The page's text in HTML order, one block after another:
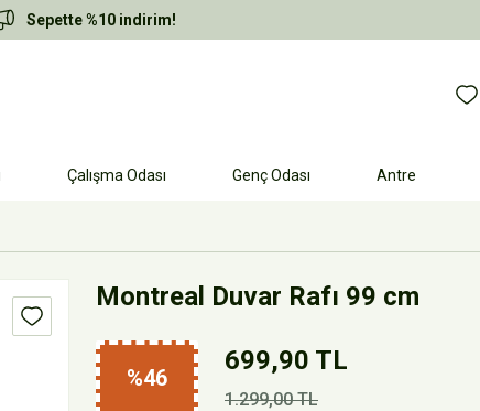
Sepette %10 indirim!
Çalışma Odası Genç Odası Antre
Montreal Duvar Rafı 99 cm
%46
699,90 TL
1.299,00 TL